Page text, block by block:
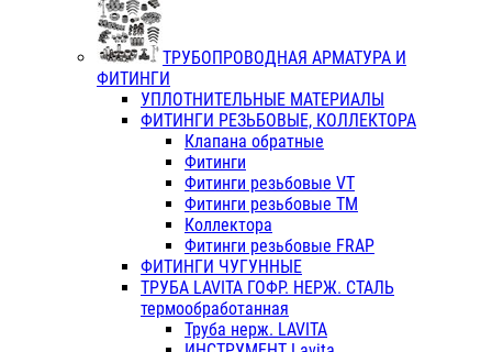
ТРУБОПРОВОДНАЯ АРМАТУРА И
ФИТИНГИ
УПЛОТНИТЕЛЬНЫЕ МАТЕРИАЛЫ
ФИТИНГИ РЕЗЬБОВЫЕ, КОЛЛЕКТОРА
Клапана обратные
Фитинги
Фитинги резьбовые VT
Фитинги резьбовые ТМ
Коллектора
Фитинги резьбовые FRAP
ФИТИНГИ ЧУГУННЫЕ
ТРУБА LAVITA ГОФР. НЕРЖ. СТАЛЬ
термообработанная
Труба нерж. LAVITA